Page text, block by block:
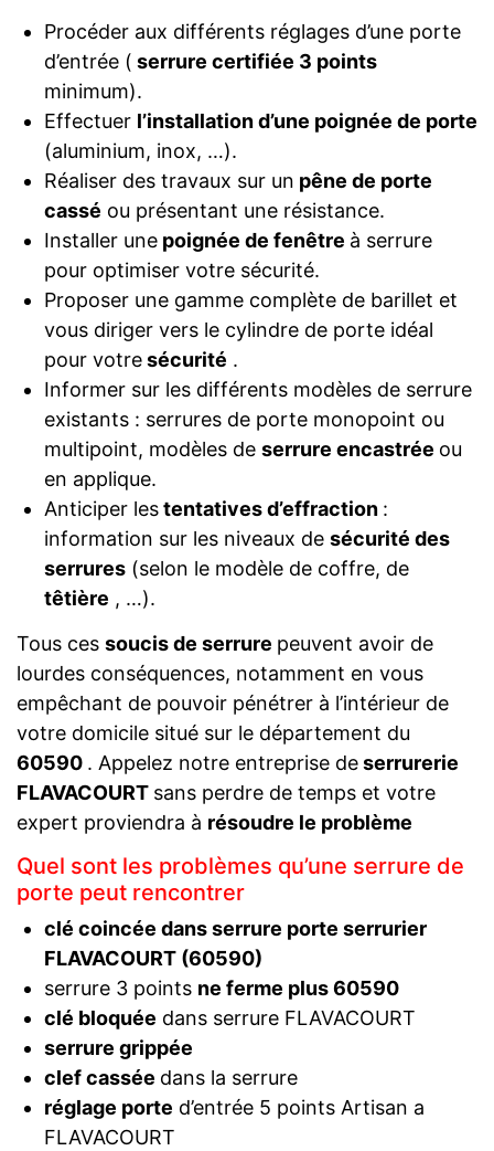
Procéder aux différents réglages d’une porte
d’entrée ( serrure certifiée 3 points
minimum).
Effectuer l’installation d’une poignée de porte
(aluminium, inox, …).
Réaliser des travaux sur un pêne de porte
cassé ou présentant une résistance.
Installer unepoignée de fenêtre à serrure
pour optimiser votre sécurité.
Proposer une gamme complète de barillet et
vous diriger vers le cylindre de porte idéal
pour votresécurité .
Informer sur les différents modèles de serrure
existants : serrures de porte monopoint ou
multipoint, modèles de serrure encastrée ou
en applique.
Anticiper lestentatives d’effraction :
information sur les niveaux de sécurité des
serrures(selon le modèle de coffre, de
têtière , …).
Tous ces soucis de serrure peuvent avoir de
lourdes conséquences, notamment en vous
empêchant de pouvoir pénétrer à l’intérieur de
votre domicile situé sur le département du
60590 . Appelez notre entreprise deserrurerie
FLAVACOURT sans perdre de temps et votre
expert proviendra à résoudre le problème
Quel sont les problèmes qu’une serrure de
porte peut rencontrer
clé coincée dans serrure porte serrurier
FLAVACOURT (60590)
serrure 3 points ne ferme plus 60590
clé bloquée dans serrure FLAVACOURT
serrure grippée
clef cassée dans la serrure
réglage porte d’entrée 5 points Artisan a
FLAVACOURT